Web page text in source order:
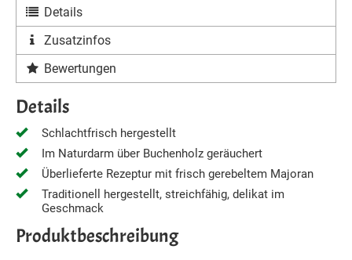
Details
Zusatzinfos
Bewertungen
Details
Schlachtfrisch hergestellt
Im Naturdarm über Buchenholz geräuchert
Überlieferte Rezeptur mit frisch gerebeltem Majoran
Traditionell hergestellt, streichfähig, delikat im
Geschmack
Produktbeschreibung